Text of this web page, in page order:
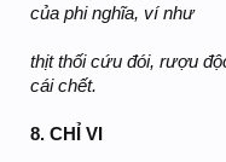
của phi nghĩa, ví như
thịt thối cứu đói, rượu
cái chết.
8. CHỈ VI